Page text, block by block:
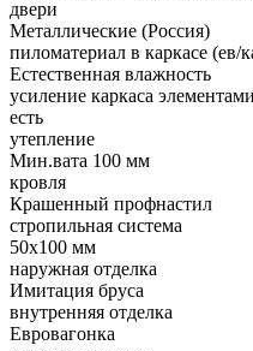
двери
Металлические (Россия)
пиломатериал в каркасе (ев/
Естественная влажность
усиление каркаса
есть
утепление
Мин.вата 100 мм
кровля
Крашенный профнастил
стропильная система
50х100 мм
наружная отделка
Имитация бруса
внутренняя отделка
Евровагонка